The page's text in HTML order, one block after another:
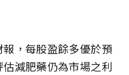
，每股盈餘多優於預
減肥藥仍為市場之利